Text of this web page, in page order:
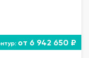
от 6 942 650 ₽